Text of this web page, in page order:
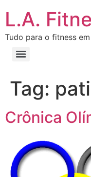
L.A.
Tudo para o fitness
Tag:
Crônica